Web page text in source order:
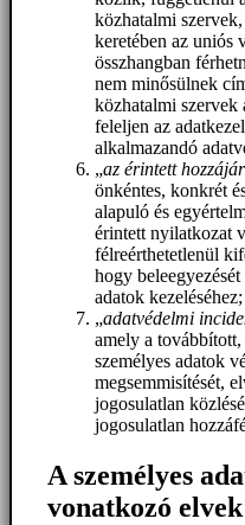
közhatalmi
keretében az uniós
összhangban
nem minősülnek
közhatalmi szervek
feleljen az
alkalmazandó
„az érintett
önkéntes, konkrét
alapuló és
érintett nyilatkozat
félreérthetetlenül
hogy
adatok kezeléséhez;
„adatvédelmi
amely a
személyes adatok
megsemmisítését,
jogosulatlan
jogosulatlan
A személyes
vonatkozó elvek